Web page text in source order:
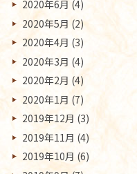
2020年6月 (4)
2020年5月 (2)
2020年4月 (3)
2020年3月 (4)
2020年2月 (4)
2020年1月 (7)
2019年12月 (3)
2019年11月 (4)
2019年10月 (6)